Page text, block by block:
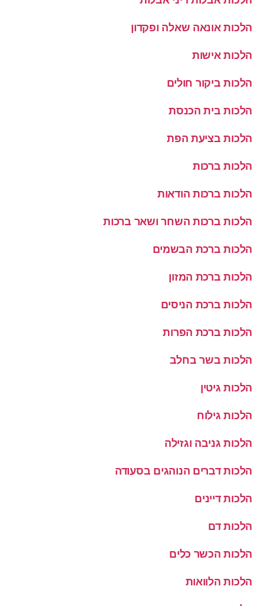
הלכות אונאה שאלה ופקדון
הלכות אישות
הלכות ביקור חולים
הלכות בית הכנסת
הלכות בציעת הפת
הלכות ברכות
הלכות ברכות הודאות
הלכות ברכות השחר ושאר ברכות
הלכות ברכת הבשמים
הלכות ברכת המזון
הלכות ברכת הניסים
הלכות ברכת הפרות
הלכות בשר בחלב
הלכות גיטין
הלכות גילוח
הלכות גניבה וגזילה
הלכות דברים הנוהגים בסעודה
הלכות דיינים
הלכות דם
הלכות הכשר כלים
הלכות הלוואות